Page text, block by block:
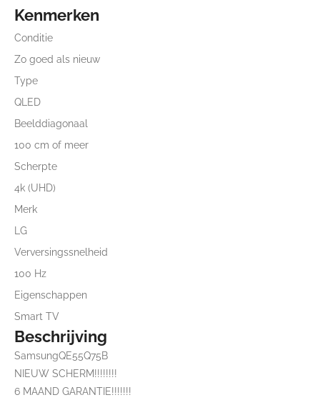
Kenmerken
Conditie
Zo goed als nieuw
Type
QLED
Beelddiagonaal
100 cm of meer
Scherpte
4k (UHD)
Merk
LG
Verversingssnelheid
100 Hz
Eigenschappen
Smart TV
Beschrijving
SamsungQE55Q75B
NIEUW SCHERM!!!!!!!!
6 MAAND GARANTIE!!!!!!!